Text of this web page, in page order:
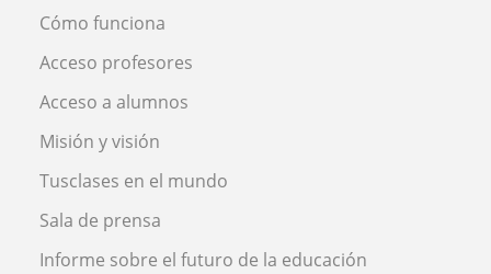
Cómo funciona
Acceso profesores
Acceso a alumnos
Misión y visión
Tusclases en el mundo
Sala de prensa
Informe sobre el futuro de la educación